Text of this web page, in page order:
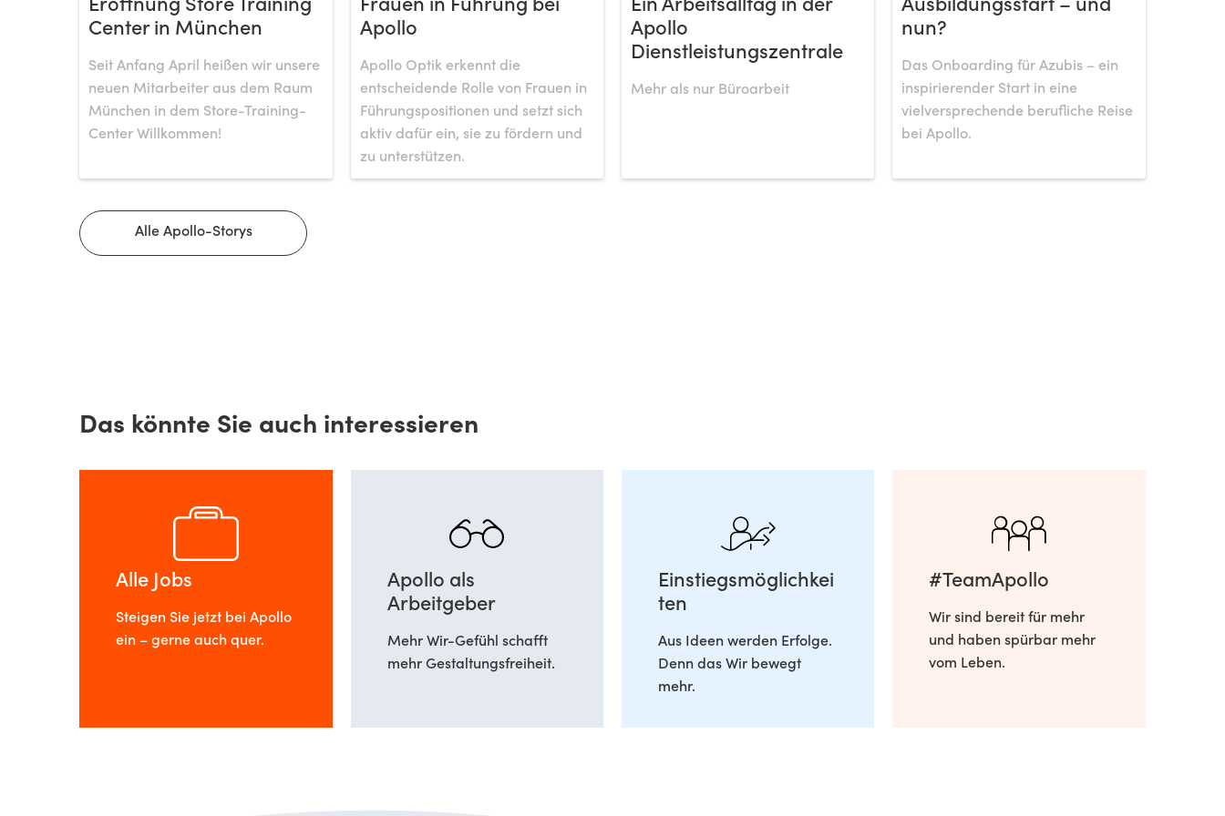
Eröffnung Store Training
Center in München
Seit Anfang April heißen wir unsere
neuen Mitarbeiter aus dem Raum
München in dem Store-Training-
Center Willkommen!
Frauen in Führung bei
Apollo
Apollo Optik erkennt die
entscheidende Rolle von Frauen in
Führungspositionen und setzt sich
aktiv dafür ein, sie zu fördern und
zu unterstützen.
Ein Arbeitsalltag in der
Apollo
Dienstleistungszentrale
Mehr als nur Büroarbeit
Ausbildungsstart – und
nun?
Das Onboarding für Azubis – ein
inspirierender Start in eine
vielversprechende berufliche Reise
bei Apollo.
Alle Apollo-Storys
Das könnte Sie auch interessieren
Alle Jobs
Steigen Sie jetzt bei Apollo
ein – gerne auch quer.
Apollo als
Arbeitgeber
Mehr Wir-Gefühl schafft
mehr Gestaltungsfreiheit.
Einstiegsmöglichkei
ten
Aus Ideen werden Erfolge.
Denn das Wir bewegt
mehr.
#TeamApollo
Wir sind bereit für mehr
und haben spürbar mehr
vom Leben.